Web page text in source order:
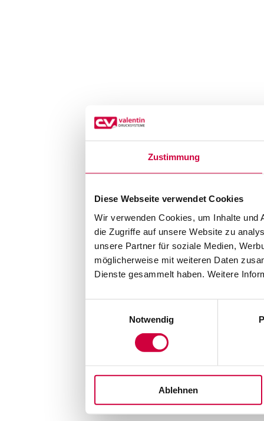
Zustimmung
Diese Webseite verwendet Cookies
Wir verwenden Cookies, um Inhalte und
die Zugriffe auf unsere Website zu
unsere Partner für soziale Medien,
möglicherweise mit weiteren Daten
Dienste gesammelt haben. Weitere
Notwendig
Ablehnen